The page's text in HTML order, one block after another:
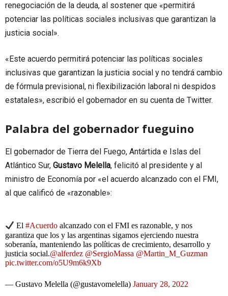
renegociación de la deuda, al sostener que «permitirá
potenciar las políticas sociales inclusivas que garantizan la
justicia social».
«Este acuerdo permitirá potenciar las políticas sociales
inclusivas que garantizan la justicia social y no tendrá cambio
de fórmula previsional, ni flexibilización laboral ni despidos
estatales», escribió el gobernador en su cuenta de Twitter.
Palabra del gobernador fueguino
El gobernador de Tierra del Fuego, Antártida e Islas del
Atlántico Sur, Gustavo Melella, felicitó al presidente y al
ministro de Economía por «el acuerdo alcanzado con el FMI,
al que calificó de «razonable»:
El#Acuerdo alcanzado con el FMI es razonable, y nos
garantiza que los y las argentinas sigamos ejerciendo nuestra
soberanía, manteniendo las políticas de crecimiento, desarrollo y
justicia social.@alferdez @SergioMassa @Martin_M_Guzman
pic.twitter.com/o5U9m6k9Xb
— Gustavo Melella (@gustavomelella) January 28, 2022